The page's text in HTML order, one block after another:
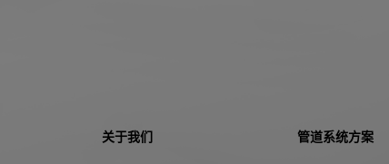
关于我们 管道系统方案